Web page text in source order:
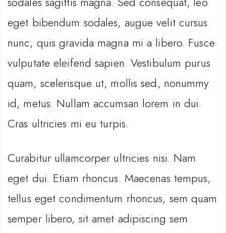
eget bibendum sodales, augue velit cursus
nunc, quis gravida magna mi a libero. Fusce
vulputate eleifend sapien. Vestibulum purus
quam, scelerisque ut, mollis sed, nonummy
id, metus. Nullam accumsan lorem in dui.
Cras ultricies mi eu turpis.
Curabitur ullamcorper ultricies nisi. Nam
eget dui. Etiam rhoncus. Maecenas tempus,
tellus eget condimentum rhoncus, sem quam
semper libero, sit amet adipiscing sem